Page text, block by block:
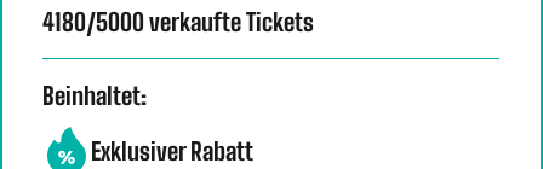
4180/5000 verkaufte Tickets
Beinhaltet:
Exklusiver Rabatt